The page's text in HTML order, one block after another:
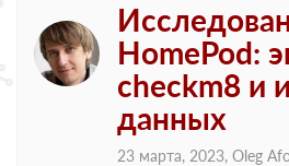
HomePod:
checkm8 и
данных
23 марта, 2023, Oleg